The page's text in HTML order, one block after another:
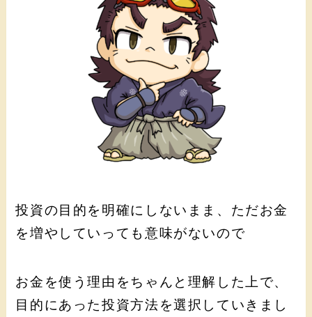
投資の目的を明確にしないまま、ただお金
を増やしていっても意味がないので
お金を使う理由をちゃんと理解した上で、
目的にあった投資方法を選択していきまし